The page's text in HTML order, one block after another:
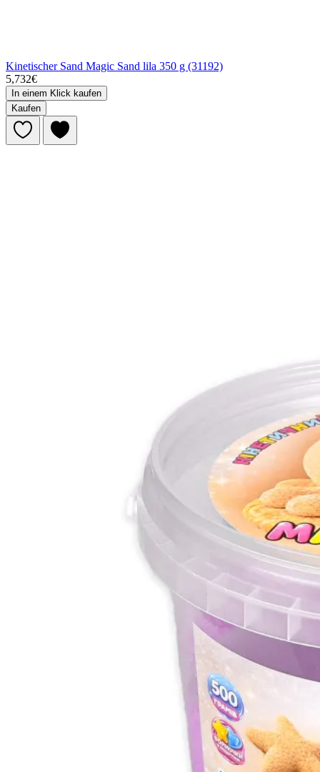
Kinetischer Sand Magic Sand lila 350 g (31192)
5,732€
In einem Klick kaufen
Kaufen